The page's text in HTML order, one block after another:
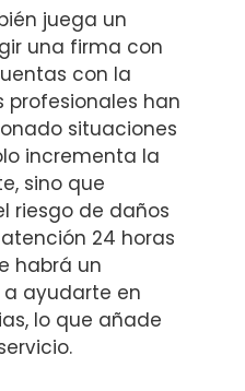
juega un
una firma con
con la
han
situaciones
incrementa la
sino que
riesgo de daños
24 horas
habrá un
ayudarte en
lo que añade